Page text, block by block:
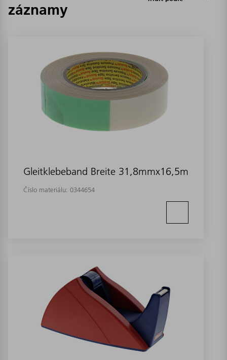
záznamy
Gleitklebeband Breite 31,8mmx16,5m
Číslo materiálu: 0344654